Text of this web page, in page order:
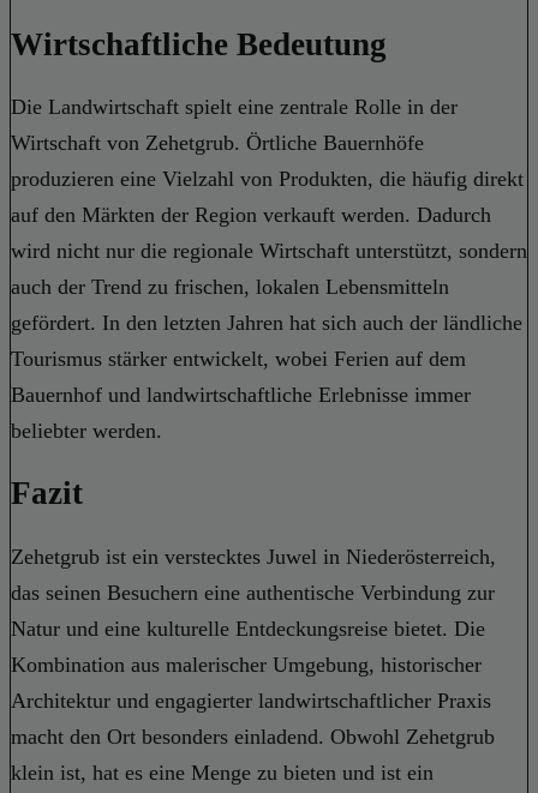
Wirtschaftliche Bedeutung
Die Landwirtschaft spielt eine zentrale Rolle in der
Wirtschaft von Zehetgrub. Örtliche Bauernhöfe
produzieren eine Vielzahl von Produkten, die häufig direkt
auf den Märkten der Region verkauft werden. Dadurch
wird nicht nur die regionale Wirtschaft unterstützt, sondern
auch der Trend zu frischen, lokalen Lebensmitteln
gefördert. In den letzten Jahren hat sich auch der ländliche
Tourismus stärker entwickelt, wobei Ferien auf dem
Bauernhof und landwirtschaftliche Erlebnisse immer
beliebter werden.
Fazit
Zehetgrub ist ein verstecktes Juwel in Niederösterreich,
das seinen Besuchern eine authentische Verbindung zur
Natur und eine kulturelle Entdeckungsreise bietet. Die
Kombination aus malerischer Umgebung, historischer
Architektur und engagierter landwirtschaftlicher Praxis
macht den Ort besonders einladend. Obwohl Zehetgrub
klein ist, hat es eine Menge zu bieten und ist ein